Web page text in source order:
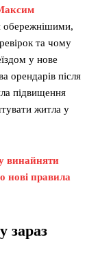
обережнішими,
та чому
у нове
орендарів після
підвищення
житла у
винайняти
нові правила
зараз